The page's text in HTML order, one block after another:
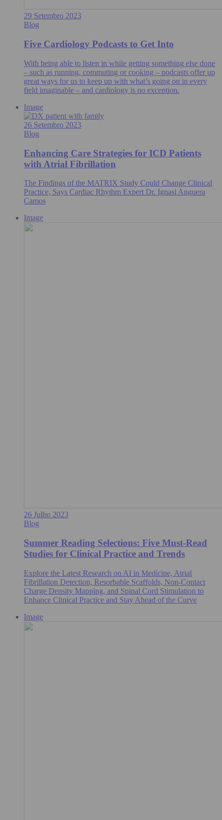
29 Setembro 2023
Blog
Five Cardiology Podcasts to Get Into
With being able to listen in while getting something else done
– such as running, commuting or cooking – podcasts offer up
great ways for us to keep up with what’s going on in every
field imaginable – and cardiology is no exception.
Image
26 Setembro 2023
Blog
Enhancing Care Strategies for ICD Patients
with Atrial Fibrillation
The Findings of the MATRIX Study Could Change Clinical
Practice, Says Cardiac Rhythm Expert Dr. Ignasi Anguera
Camos
Image
26 Julho 2023
Blog
Summer Reading Selections: Five Must-Read
Studies for Clinical Practice and Trends
Explore the Latest Research on AI in Medicine, Atrial
Fibrillation Detection, Resorbable Scaffolds, Non-Contact
Charge Density Mapping, and Spinal Cord Stimulation to
Enhance Clinical Practice and Stay Ahead of the Curve
Image